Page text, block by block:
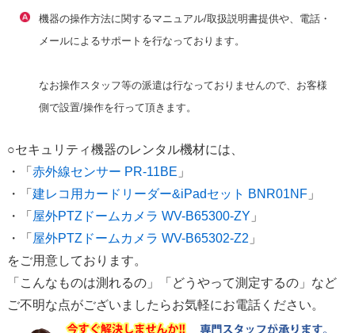
機器の操作方法に関するマニュアル/取扱説明書提供や、電話・
メールによるサポートを行なっております。
なお操作スタッフ等の派遣は行なっておりませんので、お客様
側で設置/操作を行って頂きます。
○セキュリティ機器のレンタル機材には、
・「 赤外線センサー PR-11BE 」
・「 建レコ用カードリーダー&iPadセット BNR01NF」
・「 屋外PTZドームカメラ WV-B65300-ZY 」
・「 屋外PTZドームカメラ WV-B65302-Z2 」
をご用意しております。
「こんなものは測れるの」「どうやって測定するの」など
ご不明な点がございましたらお気軽にお電話ください。